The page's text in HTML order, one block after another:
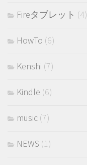
Fireタブレット (4)
HowTo (6)
Kenshi (7)
Kindle (6)
music (7)
NEWS (1)